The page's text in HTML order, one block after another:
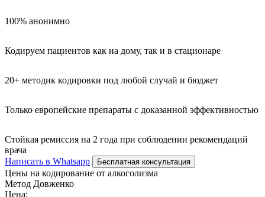
100% анонимно
Кодируем пациентов как на дому, так и в стационаре
20+ методик кодировки под любой случай и бюджет
Только европейские препараты с доказанной эффективностью
Стойкая ремиссия на 2 года при соблюдении рекомендаций
врача
Написать в Whatsapp
Бесплатная консультация
Цены на кодирование от алкоголизма
Метод Довженко
Цена: